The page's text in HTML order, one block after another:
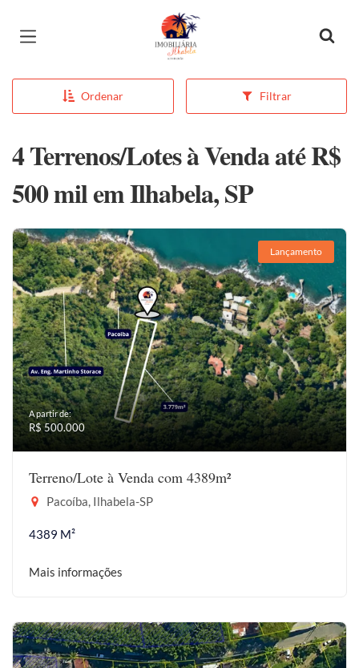
Página inicial
Ordenar Filtrar
4 Terrenos/Lotes à Venda até R$
500 mil em Ilhabela, SP
Lançamento
A partir de:
R$ 500.000
Terreno/Lote à Venda com 4389m²
Pacoíba, Ilhabela-SP
4389 M²
Mais informações